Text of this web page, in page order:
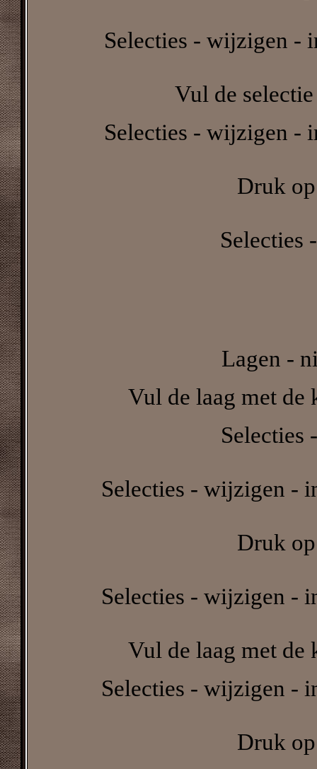
Selecties - wijzigen -
Vul de
Selecties - wijzigen -
Druk
Selecties
Lagen -
Vul de laag met de
Selecties
Selecties - wijzigen -
Druk
Selecties - wijzigen -
Vul de laag met de
Selecties - wijzigen -
Druk